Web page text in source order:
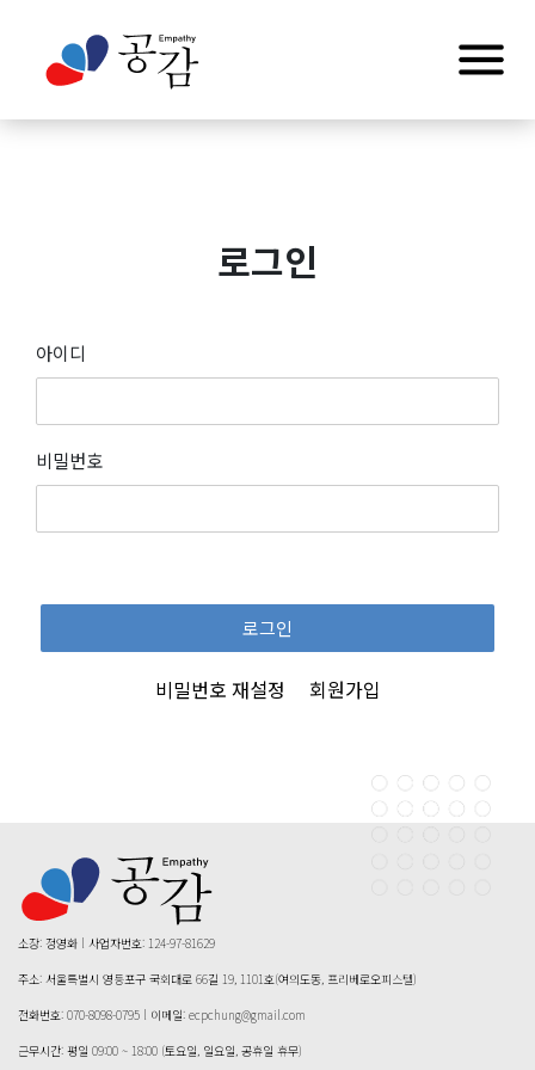
로그인
아이디
비밀번호
로그인
비밀번호 재설정 회원가입
소장: 정영화 l 사업자번호: 124-97-81629
주소: 서울특별시 영등포구 국회대로 66길 19, 1101호(여의도동, 프리베로오피스텔)
전화번호: 070-8098-0795 l 이메일: ecpchung@gmail.com
근무시간: 평일 09:00 ~ 18:00 (토요일, 일요일, 공휴일 휴무)